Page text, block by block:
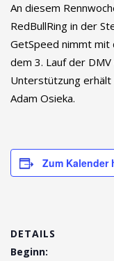
An diesem
RedBullRing in der
GetSpeed nimmt mit
dem 3. Lauf der
Unterstützung erhält
Adam Osieka.
Zum Kalender
DETAILS
Beginn: